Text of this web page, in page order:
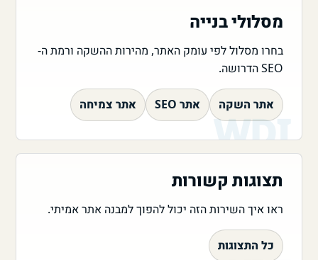
מסלולי בנייה
בחרו מסלול לפי עומק האתר, מהירות ההשקה ורמת ה-
SEO הדרושה.
אתר השקה אתר SEO אתר צמיחה
תצוגות קשורות
ראו איך השירות הזה יכול להפוך למבנה אתר אמיתי.
כל התצוגות